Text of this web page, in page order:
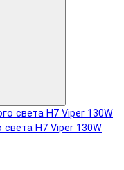
H7 Viper 130W